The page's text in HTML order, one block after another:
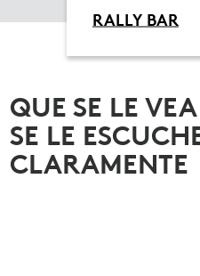
RALLY BAR
QUE SE LE
SE LE
CLARAMENTE